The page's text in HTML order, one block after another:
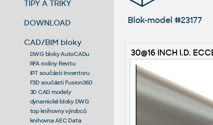
TIPY A TRIKY
DOWNLOAD
CAD/BIM bloky
DWG bloky AutoCADu
RFA rodiny Revitu
IPT součásti Inventoru
F3D součásti Fusion360
3D CAD modely
dynamické bloky DWG
top knihovny výrobců
knihovna AEC Data
Blok-model #23177
30@16 INCH I.D.